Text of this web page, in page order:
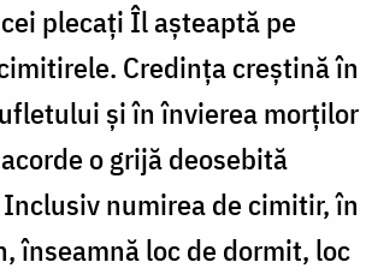
plecați Îl așteaptă pe
Credința creștină în
și în învierea morților
o grijă deosebită
numirea de cimitir, în
înseamnă loc de dormit, loc